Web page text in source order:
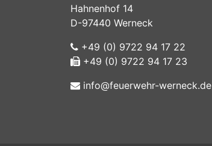
Hahnenhof 14
D-97440 Werneck
+49 (0) 9722 94 17 22
+49 (0) 9722 94 17 23
info@feuerwehr-werneck.de